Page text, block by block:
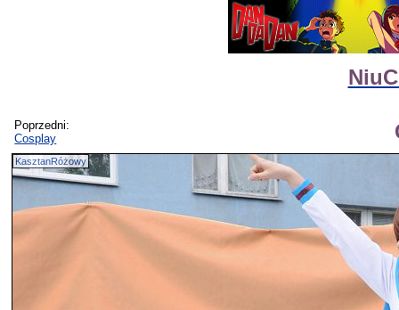
Poprzedni:
Cosplay
KasztanRóżowy